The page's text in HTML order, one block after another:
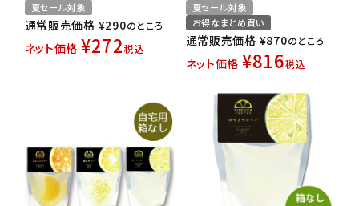
夏セール対象
通常販売価格 ¥290のところ
ネット価格 ¥272税込
夏セール対象
お得なまとめ買い
通常販売価格 ¥870のところ
ネット価格 ¥816税込